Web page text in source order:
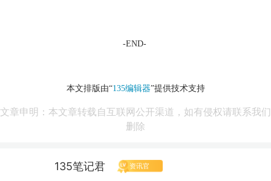
-END-
本文排版由“135编辑器”提供技术支持
文章申明：本文章转载自互联网公开渠道，如有侵权请联系我们
删除
135笔记君 资讯官